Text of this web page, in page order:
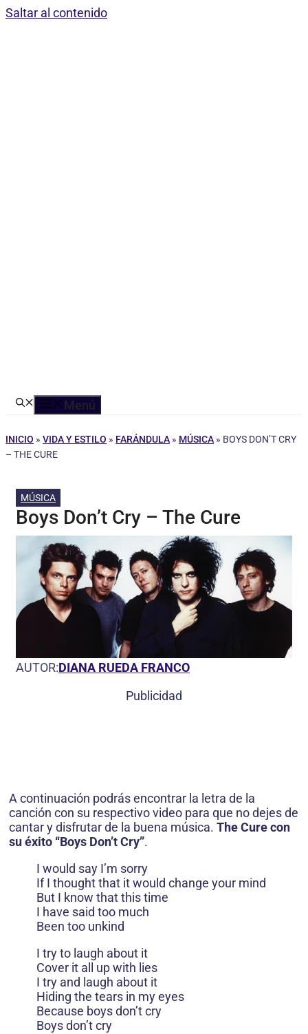
Saltar al contenido
Menú
INICIO » VIDA Y ESTILO » FARÁNDULA » MÚSICA » BOYS DON’T CRY
– THE CURE
MÚSICA
Boys Don’t Cry – The Cure
AUTOR:DIANA RUEDA FRANCO
Publicidad
A continuación podrás encontrar la letra de la
canción con su respectivo video para que no dejes de
cantar y disfrutar de la buena música. The Cure con
su éxito “Boys Don’t Cry”.
I would say I’m sorry
If I thought that it would change your mind
But I know that this time
I have said too much
Been too unkind
I try to laugh about it
Cover it all up with lies
I try and laugh about it
Hiding the tears in my eyes
Because boys don’t cry
Boys don’t cry